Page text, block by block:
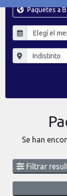
Paquetes a
Se han
Filtrar